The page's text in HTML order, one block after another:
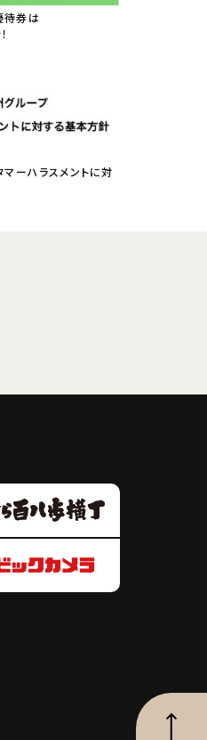
待券は
ーハラスメントに対